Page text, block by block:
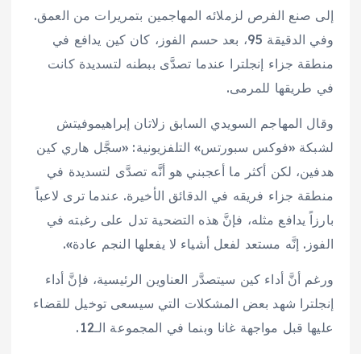
إلى صنع الفرص لزملائه المهاجمين بتمريرات من العمق.
وفي الدقيقة 95، بعد حسم الفوز، كان كين يدافع في
منطقة جزاء إنجلترا عندما تصدَّى ببطنه لتسديدة كانت
في طريقها للمرمى.
وقال المهاجم السويدي السابق زلاتان إبراهيموفيتش
لشبكة «فوكس سبورتس» التلفزيونية: «سجَّل هاري كين
هدفين، لكن أكثر ما أعجبني هو أنَّه تصدَّى لتسديدة في
منطقة جزاء فريقه في الدقائق الأخيرة. عندما ترى لاعباً
بارزاً يدافع مثله، فإنَّ هذه التضحية تدل على رغبته في
الفوز. إنَّه مستعد لفعل أشياء لا يفعلها النجم عادة».
ورغم أنَّ أداء كين سيتصدَّر العناوين الرئيسية، فإنَّ أداء
إنجلترا شهد بعض المشكلات التي سيسعى توخيل للقضاء
عليها قبل مواجهة غانا وبنما في المجموعة الـ12.